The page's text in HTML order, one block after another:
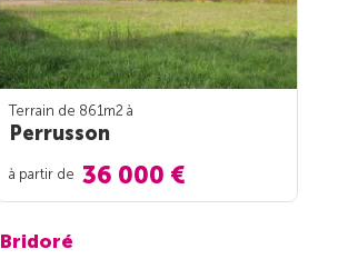
Terrain de 861m2 à
Perrusson
à partir de 36 000 €
Bridoré